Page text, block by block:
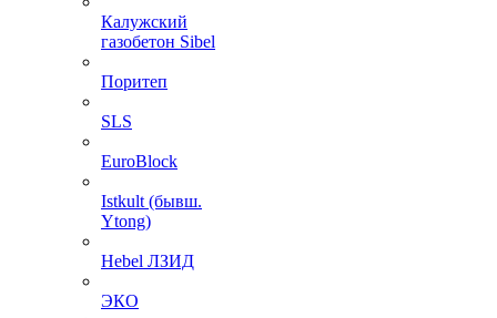
Калужский
газобетон Sibel
Поритеп
SLS
EuroBlock
Istkult (бывш.
Ytong)
Hebel ЛЗИД
ЭКО